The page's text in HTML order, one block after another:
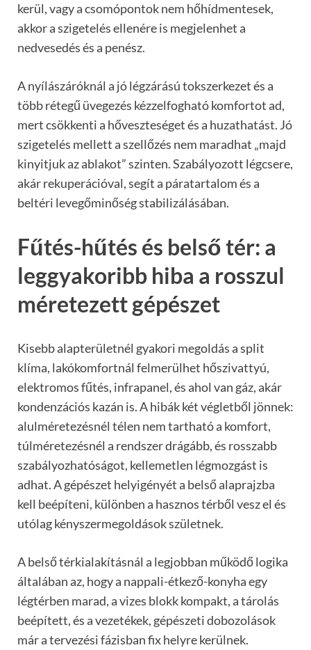
kerül, vagy a csomópontok nem hőhídmentesek,
akkor a szigetelés ellenére is megjelenhet a
nedvesedés és a penész.
A nyílászáróknál a jó légzárású tokszerkezet és a
több rétegű üvegezés kézzelfogható komfortot ad,
mert csökkenti a hőveszteséget és a huzathatást. Jó
szigetelés mellett a szellőzés nem maradhat „majd
kinyitjuk az ablakot” szinten. Szabályozott légcsere,
akár rekuperációval, segít a páratartalom és a
beltéri levegőminőség stabilizálásában.
Fűtés-hűtés és belső tér: a
leggyakoribb hiba a rosszul
méretezett gépészet
Kisebb alapterületnél gyakori megoldás a split
klíma, lakókomfortnál felmerülhet hőszivattyú,
elektromos fűtés, infrapanel, és ahol van gáz, akár
kondenzációs kazán is. A hibák két végletből jönnek:
alulméretezésnél télen nem tartható a komfort,
túlméretezésnél a rendszer drágább, és rosszabb
szabályozhatóságot, kellemetlen légmozgást is
adhat. A gépészet helyigényét a belső alaprajzba
kell beépíteni, különben a hasznos térből vesz el és
utólag kényszermegoldások születnek.
A belső térkialakításnál a legjobban működő logika
általában az, hogy a nappali-étkező-konyha egy
légtérben marad, a vizes blokk kompakt, a tárolás
beépített, és a vezetékek, gépészeti dobozolások
már a tervezési fázisban fix helyre kerülnek.